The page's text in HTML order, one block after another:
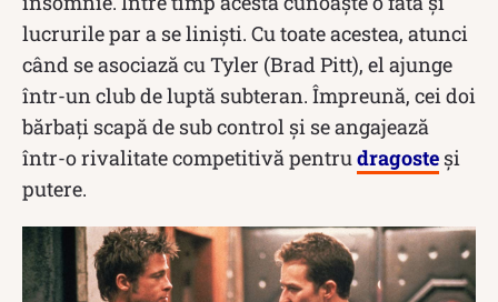
lucrurile par a se liniști. Cu toate acestea, atunci
când se asociază cu Tyler (Brad Pitt), el ajunge
într-un club de luptă subteran. Împreună, cei doi
bărbați scapă de sub control și se angajează
într-o rivalitate competitivă pentru dragoste și
putere.